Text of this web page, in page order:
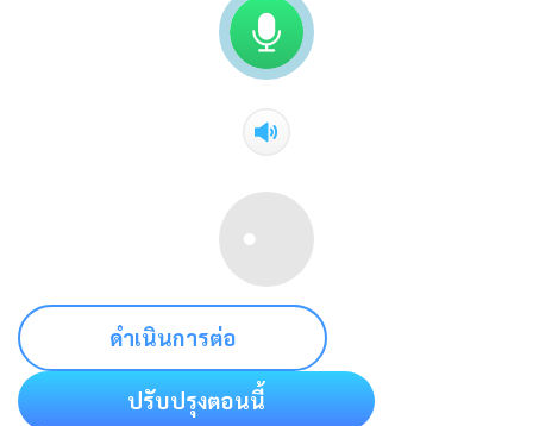
ดำเนินการต่อ
ปรับปรุงตอนนี้